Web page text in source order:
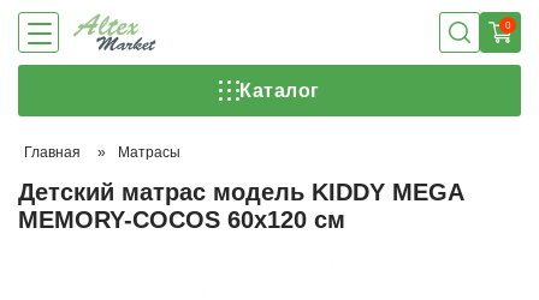
0
Каталог
Главная » Матрасы
Детский матрас модель KIDDY MEGA
MEMORY-COCOS 60х120 см